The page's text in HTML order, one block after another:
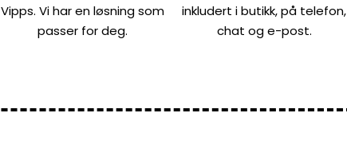
Vipps. Vi har en løsning som
passer for deg.
inkludert i butikk, på telefon,
chat og e-post.